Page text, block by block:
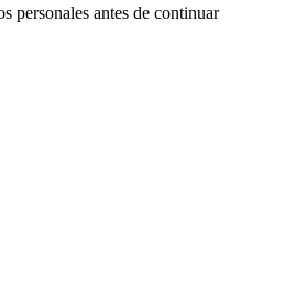
personales antes de continuar